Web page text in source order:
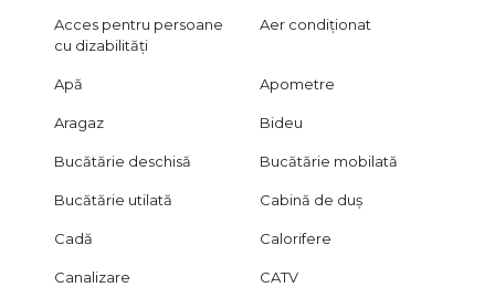
Acces pentru persoane
cu dizabilități
Aer condiționat
Apă Apometre
Aragaz Bideu
Bucătărie deschisă Bucătărie mobilată
Bucătărie utilată Cabină de duș
Cadă Calorifere
Canalizare CATV